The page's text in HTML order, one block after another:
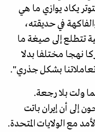
يكاد يوازي ما هي
في حديقته،
تتطلع إلى صيغة ما
نهجا مختلفا بدلا
بشكل جذري".
ولت بلا رجعة.
إلى أن إيران باتت
مع الولايات المتحدة.